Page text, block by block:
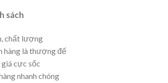
sách
chất lượng
hàng là thượng đế
cực sốc
nhanh chóng